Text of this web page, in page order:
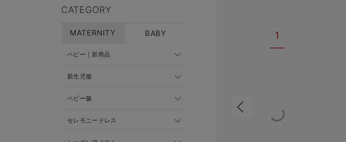
CATEGORY
MATERNITY BABY
ベビー｜新商品
新生児服
ベビー服
セレモニードレス
1